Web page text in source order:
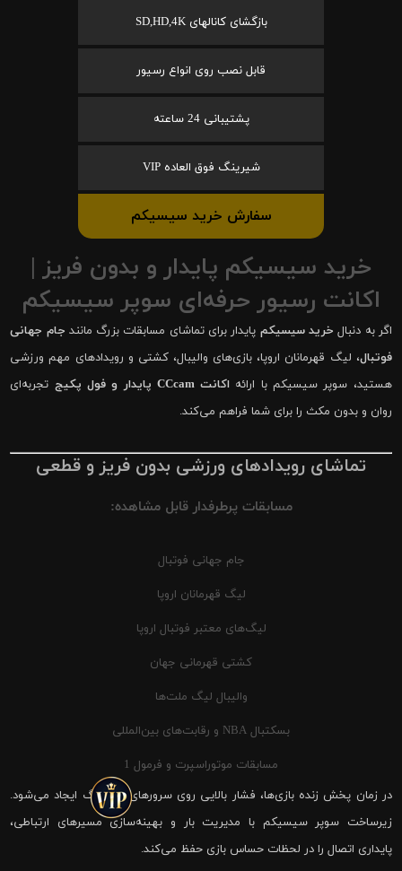
بازگشای کانالهای SD,HD,4K
قابل نصب روی انواع رسیور
پشتیبانی 24 ساعته
شیرینگ فوق العاده VIP
سفارش خرید سیسیکم
خرید سیسیکم پایدار و بدون فریز |
اکانت رسیور حرفه‌ای سوپر سیسیکم
اگر به دنبال خرید سیسیکم پایدار برای تماشای مسابقات بزرگ مانند جام جهانی
فوتبال، لیگ قهرمانان اروپا، بازی‌های والیبال، کشتی و رویدادهای مهم ورزشی
هستید، سوپر سیسیکم با ارائه اکانت CCcam پایدار و فول پکیج
تجربه‌ای
روان و بدون مکث را برای شما فراهم می‌کند.
تماشای رویدادهای ورزشی بدون فریز و قطعی
مسابقات پرطرفدار قابل مشاهده:
جام جهانی فوتبال
لیگ قهرمانان اروپا
لیگ‌های معتبر فوتبال اروپا
کشتی قهرمانی جهان
والیبال لیگ ملت‌ها
بسکتبال NBA و رقابت‌های بین‌المللی
مسابقات موتوراسپرت و فرمول 1
در زمان پخش زنده بازی‌ها، فشار بالایی روی سرورهای شیرینگ ایجاد می‌شود.
زیرساخت سوپر سیسیکم با مدیریت بار و بهینه‌سازی مسیرهای ارتباطی،
پایداری اتصال را در لحظات حساس بازی حفظ می‌کند.